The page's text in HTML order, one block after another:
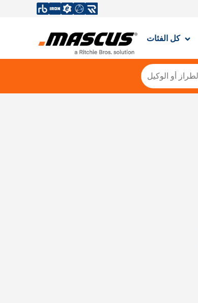
كل الفئات